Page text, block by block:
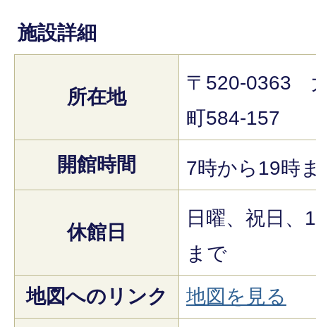
施設詳細
所在地
〒520-0363
町584-157
開館時間 7時から19時
休館日
日曜、祝日、
まで
地図へのリンク
地図を見る